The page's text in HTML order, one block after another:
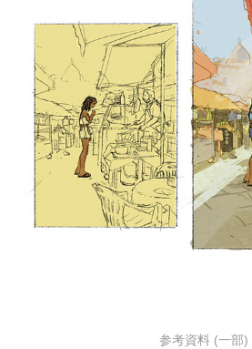
参考資料 (一部)